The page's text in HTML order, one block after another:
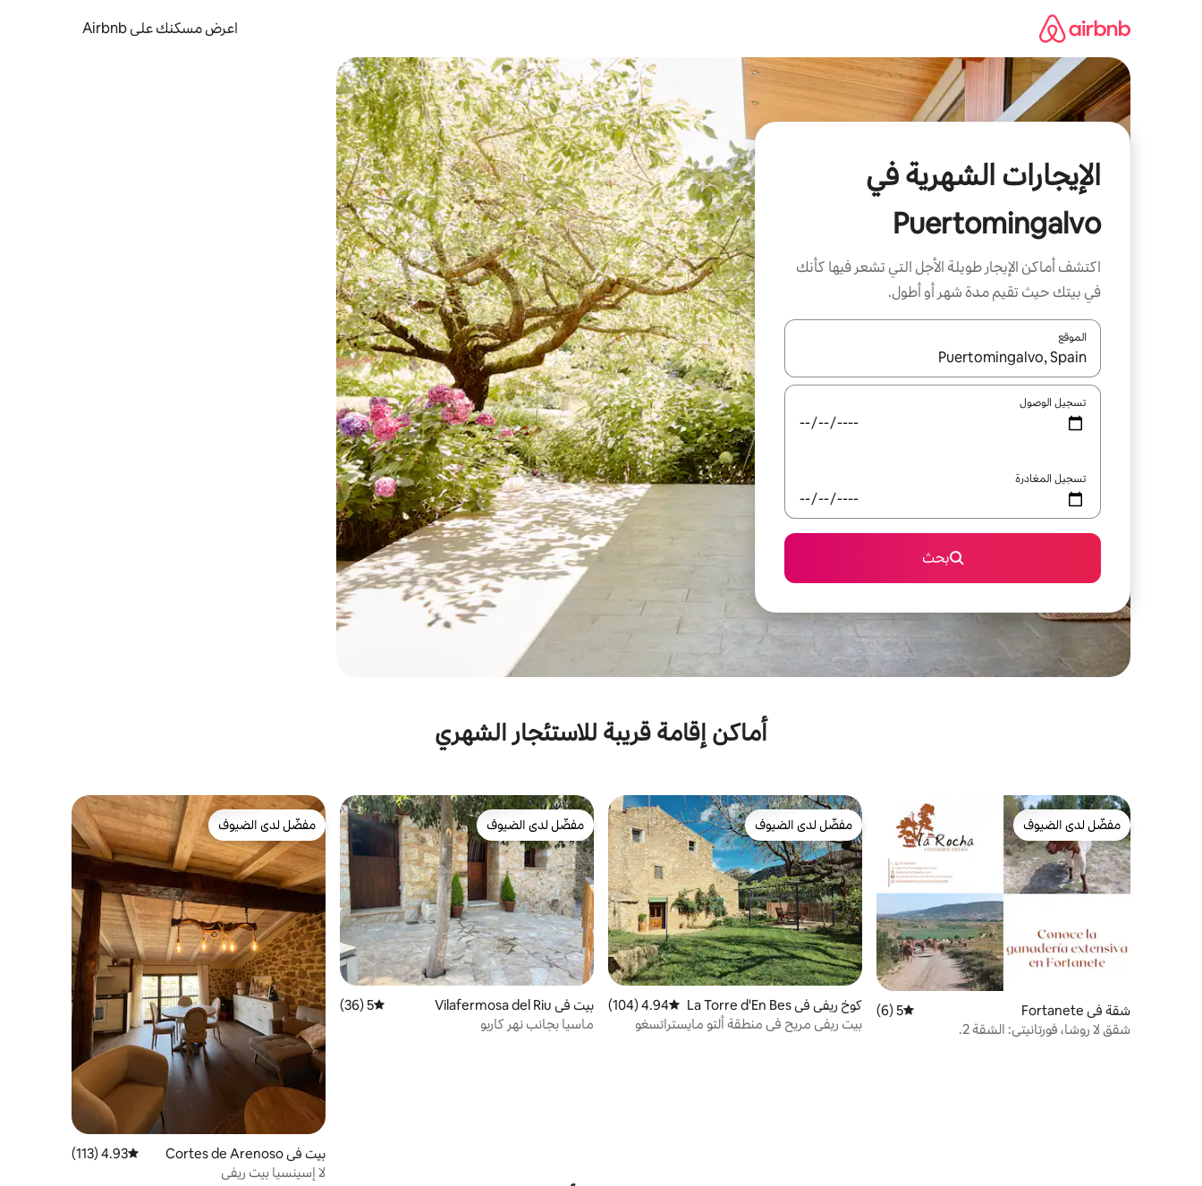
اعرض مسكنك على Airbnb
الإيجارات الشهرية في
Puertomingalvo
اكتشف أماكن الإيجار طويلة الأجل التي تشعر فيها كأنك
في بيتك حيث تقيم مدة شهر أو أطول.
الموقع
عند توفر النتائج، انتقل باستخدام السهمين لأعلى ولأسفل أو استكشف عن طريق اللمس أو السحب.
تسجيل الوصول
تسجيل المغادرة
بحث
أماكن إقامة قريبة للاستئجار الشهري
مفضّل لدى الضيوف
مفضّل لدى الضيوف
شقة في Fortanete متوسط التقييم 5 من 5، 6 مراجعات
5 (6)
شقق لا روشا، فورتانيتي: الشقة 2.
مفضّل لدى الضيوف
مفضّل لدى الضيوف
كوخ ريفي في La Torre d'En Bes
ora
متوسط التقييم 4.94 من 5، 104 مراجعات
4.94 (104)
بيت ريفي مريح في منطقة ألتو مايستراتسغو
مفضّل لدى الضيوف
مفضّل لدى الضيوف
بيت في Vilafermosa del Riu متوسط التقييم 5 من 5، 36 مراجعات
5 (36)
ماسيا بجانب نهر كاربو
مفضّل لدى الضيوف
مفضّل لدى الضيوف
بيت في Cortes de Arenoso متوسط التقييم 4.93 من 5، 113 مراجعات
4.93 (113)
لا إسينسيا بيت ريفي